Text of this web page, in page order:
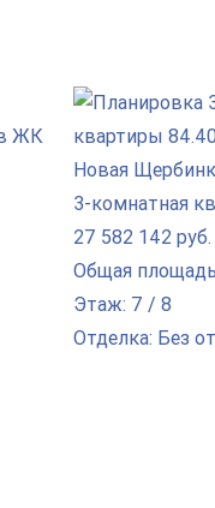
3-комнатная
27 582 142 руб.
Общая
Этаж: 7 / 8
Отделка: Без